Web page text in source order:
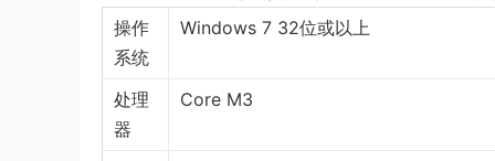
操作
系统
Windows 7 32位或以上
处理
器
Core M3